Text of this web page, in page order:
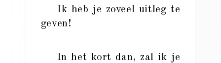
Ik heb je zoveel uitleg te
geven!
In het kort dan, zal ik je